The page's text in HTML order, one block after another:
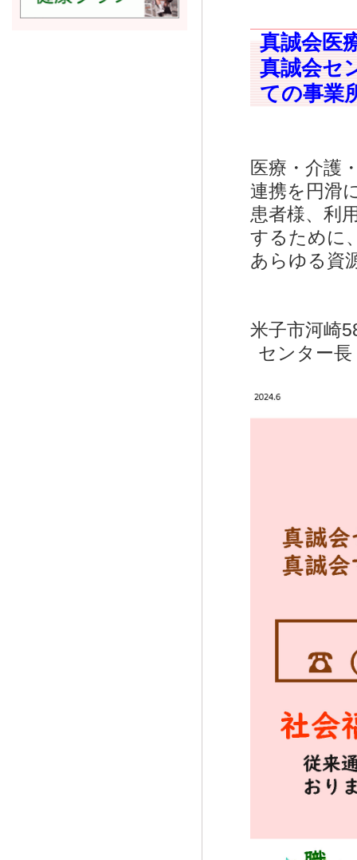
真誠会医
真誠会セ
ての事業
医療・介護
連携を円滑
患者様、利
するために
あらゆる資
米子市河崎
センター